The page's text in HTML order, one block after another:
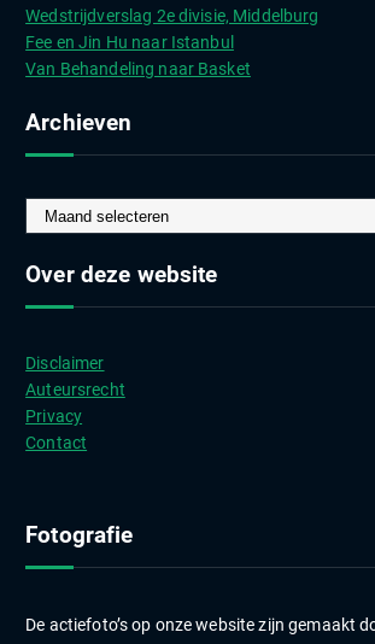
Wedstrijdverslag 2e divisie, Middelburg
Fee en Jin Hu naar Istanbul
Van Behandeling naar Basket
Archieven
r
c
v
e
n
Over deze website
Disclaimer
Auteursrecht
Privacy
Contact
Fotografie
De actiefoto’s op onze website zijn gemaakt